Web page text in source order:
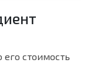
его стоимость